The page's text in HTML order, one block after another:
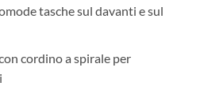
tasche sul davanti e sul
cordino a spirale per